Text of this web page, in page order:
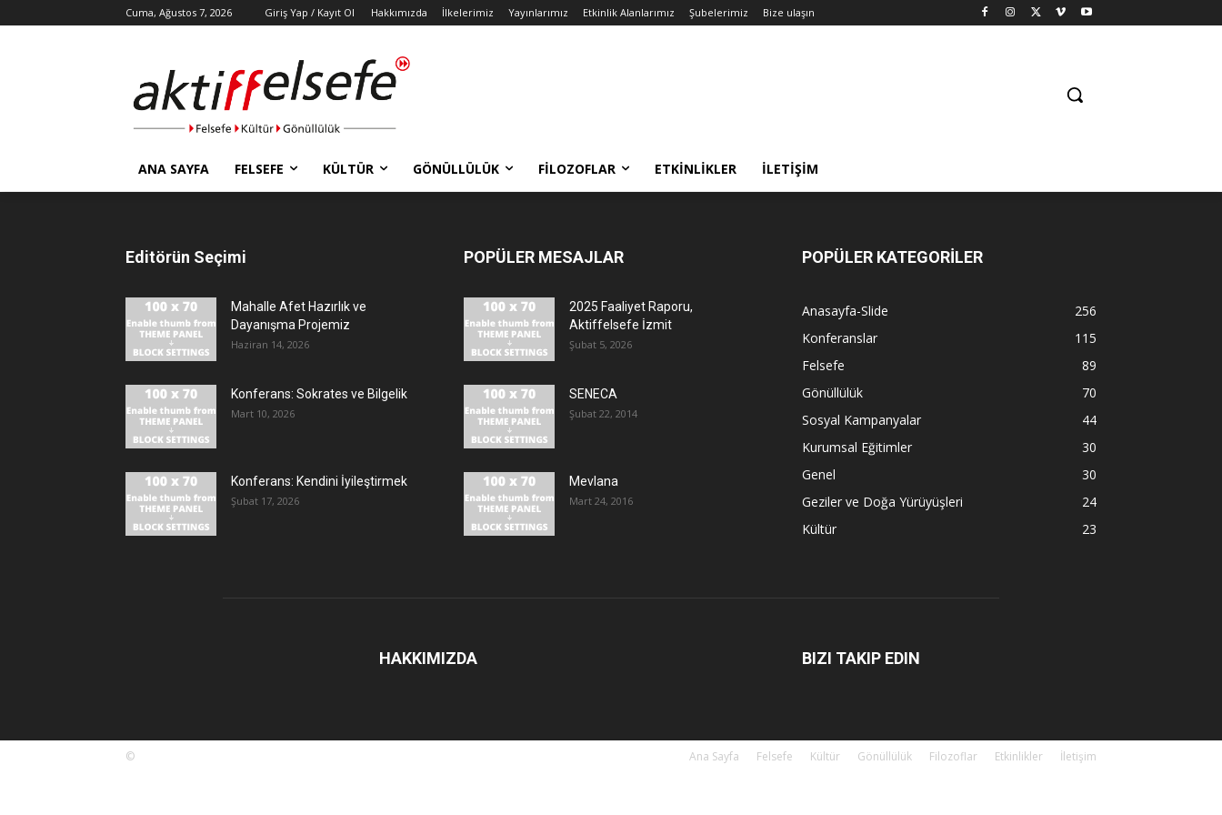
Cuma, Ağustos 7, 2026 Giriş Yap / Kayıt Ol Hakkımızda İlkelerimiz Yayınlarımız Etkinlik Alanlarımız Şubelerimiz Bize ulaşın
ANA SAYFA FELSEFE KÜLTÜR GÖNÜLLÜLÜK FILOZOFLAR ETKINLIKLER İLETIŞIM
Editörün Seçimi
Mahalle Afet Hazırlık ve
Dayanışma Projemiz
Haziran 14, 2026
Konferans: Sokrates ve Bilgelik
Mart 10, 2026
Konferans: Kendini İyileştirmek
Şubat 17, 2026
POPÜLER MESAJLAR
2025 Faaliyet Raporu,
Aktiffelsefe İzmit
Şubat 5, 2026
SENECA
Şubat 22, 2014
Mevlana
Mart 24, 2016
POPÜLER KATEGORİLER
Anasayfa-Slide
256
Konferanslar
115
Felsefe
89
Gönüllülük
70
Sosyal Kampanyalar
44
Kurumsal Eğitimler
30
Genel
30
Geziler ve Doğa Yürüyüşleri
24
Kültür
23
HAKKIMIZDA BIZI TAKIP EDIN
Ana Sayfa Felsefe Kültür Gönüllülük Filozoflar Etkinlikler İletişim
©